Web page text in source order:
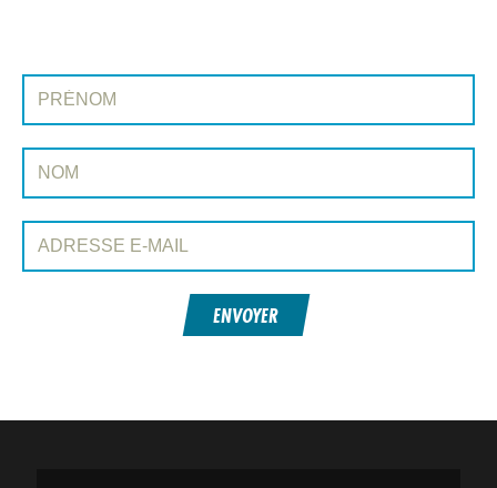
INSCRIVEZ-VOUS À CONEXIÓN
Prénom:
Nom:
Adresse e-mail:
ENVOYER